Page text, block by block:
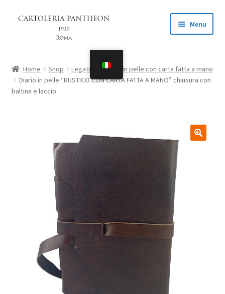
Vai
Vai
Menu
Shop
Espandi
Home Shop Legatoria
Diari in pelle con carta fatta a mano
Diario in pelle “RUSTICO CON CARTA FATTA A MANO” chiusura con
baltina e laccio